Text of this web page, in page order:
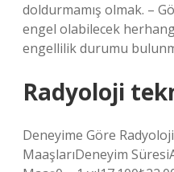
doldurmamış olmak. –
engel olabilecek
engellilik durumu
Radyoloji
Deneyime Göre
MaaşlarıDeneyim